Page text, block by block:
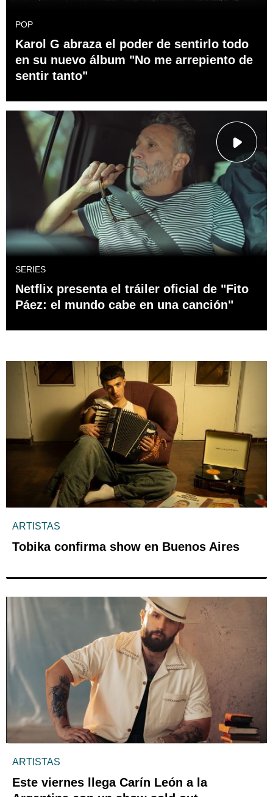
POP
Karol G abraza el poder de sentirlo todo
en su nuevo álbum "No me arrepiento de
sentir tanto"
SERIES
Netflix presenta el tráiler oficial de "Fito
Páez: el mundo cabe en una canción"
ARTISTAS
Tobika confirma show en Buenos Aires
ARTISTAS
Este viernes llega Carín León a la